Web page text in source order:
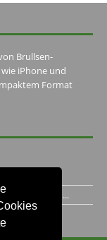
Brullsen-
iPhone und
Format
ihn...